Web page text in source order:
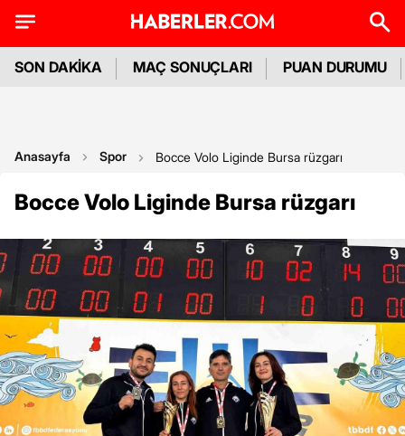
SON DAKİKA MAÇ SONUÇLARI PUAN DURUMU
Anasayfa Spor Bocce Volo Liginde Bursa rüzgarı
Bocce Volo Liginde Bursa rüzgarı